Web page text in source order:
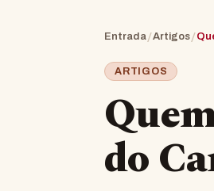
Entrada/Artigos/
ARTIGOS
do